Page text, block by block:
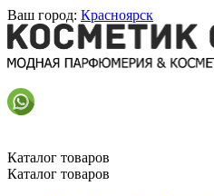
Ваш город: Красноярск
Каталог товаров
Каталог товаров